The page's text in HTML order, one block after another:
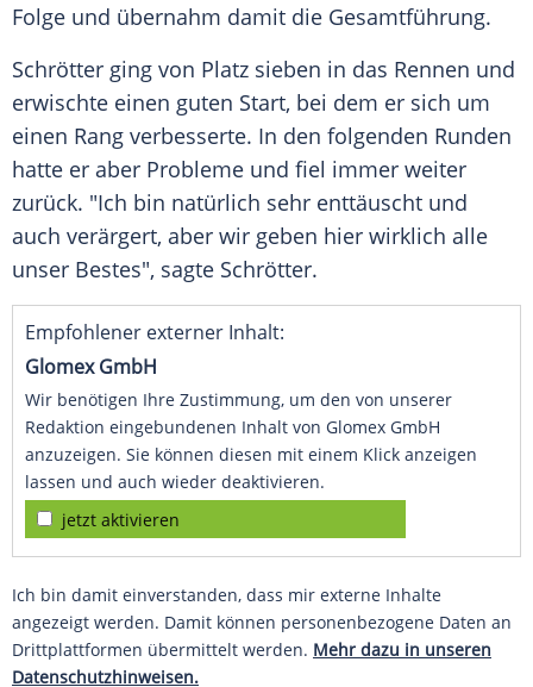
Folge und übernahm damit die Gesamtführung.
Schrötter ging von Platz sieben in das Rennen und
erwischte einen guten Start, bei dem er sich um
einen Rang verbesserte. In den folgenden Runden
hatte er aber Probleme und fiel immer weiter
zurück. "Ich bin natürlich sehr enttäuscht und
auch verärgert, aber wir geben hier wirklich alle
unser Bestes", sagte Schrötter.
Empfohlener externer Inhalt:
Glomex GmbH
Wir benötigen Ihre Zustimmung, um den von unserer
Redaktion eingebundenen Inhalt von Glomex GmbH
anzuzeigen. Sie können diesen mit einem Klick anzeigen
lassen und auch wieder deaktivieren.
jetzt aktivieren
Ich bin damit einverstanden, dass mir externe Inhalte
angezeigt werden. Damit können personenbezogene Daten an
Drittplattformen übermittelt werden. Mehr dazu in unseren
Datenschutzhinweisen.